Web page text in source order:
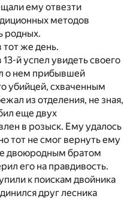
ему отвезти
методов
родных.
тот же день.
й успел увидеть своего
о нем прибывшей
убийцей, схваченным
из отделения, не зная,
еще двух
в розыск. Ему удалось
тот не смог вернуть ему
двоюродным братом
его на правдивость.
к поискам двойника
друг лесника